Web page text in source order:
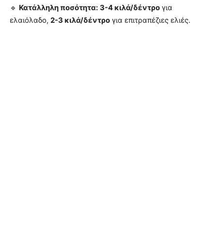
🔹 Κατάλληλη ποσότητα: 3-4 κιλά/δέντρο για
ελαιόλαδο, 2-3 κιλά/δέντρο για επιτραπέζιες ελιές.